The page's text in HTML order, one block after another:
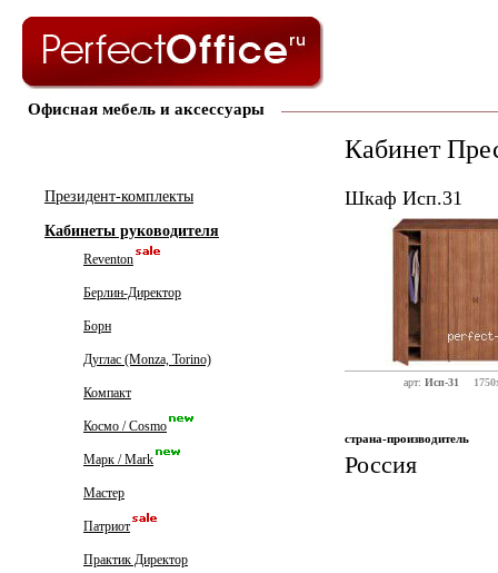
Офисная мебель и аксессуары
Президент-комплекты
Кабинеты руководителя
Reventon
Берлин-Директор
Борн
Дуглас (Monza, Torino)
Компакт
Космо / Cosmo
Марк / Mark
Мастер
Патриот
Практик Директор
Кабинет
Шкаф Исп.31
арт: Исп-31
страна-производитель
Россия